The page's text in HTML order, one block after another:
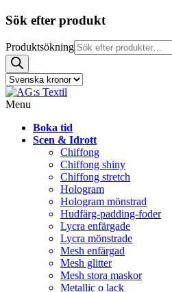
Sök efter produkt
Produktsökning
Menu
Boka tid
Scen & Idrott
Chiffong
Chiffong shiny
Chiffong stretch
Hologram
Hologram mönstrad
Hudfärg-padding-foder
Lycra enfärgade
Lycra mönstrade
Mesh enfärgad
Mesh glitter
Mesh stora maskor
Metallic o lack